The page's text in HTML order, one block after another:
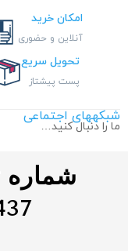
امکان خرید
آنلاین و حضوری
تحویل سریع
پست پیشتاز
شبکههای اجتماعی
ما را دنبال کنید…
شماره